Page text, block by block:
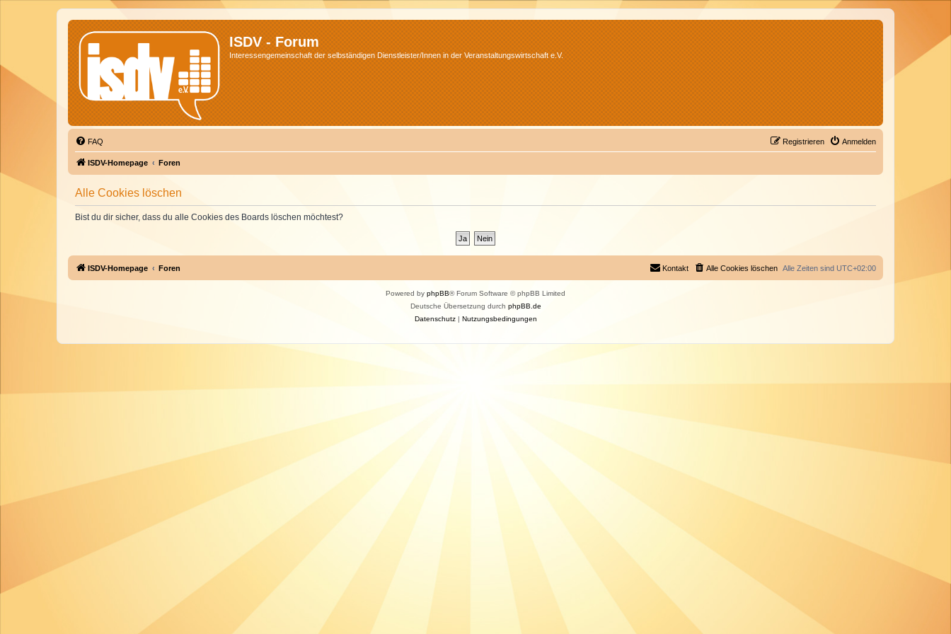
ISDV - Forum
Interessengemeinschaft der selbständigen Dienstleister/Innen in der Veranstaltungswirtschaft e.V.
FAQ Anmelden
Registrieren
ISDV-Homepage Foren
Alle Cookies löschen
Bist du dir sicher, dass du alle Cookies des Boards löschen möchtest?
ISDV-Homepage Foren Alle Zeiten sind UTC+02:00
Alle Cookies löschen
Kontakt
Powered by phpBB® Forum Software © phpBB Limited
Deutsche Übersetzung durch phpBB.de
Datenschutz| Nutzungsbedingungen